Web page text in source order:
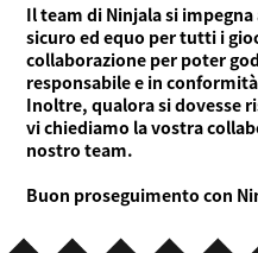
Il team di Ninjala si
sicuro ed equo per tutti i
collaborazione per poter
responsabile e in
Inoltre, qualora si dovesse
vi chiediamo la vostra
nostro team.
Buon proseguimento con